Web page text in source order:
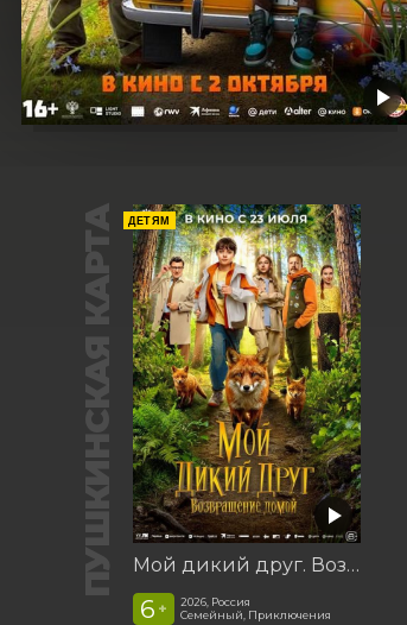
ПУШКИНСКАЯ КАРТА ДЕТЯМ
Мой дикий друг. Возвращение домой
6 +
2026, Россия
Семейный, Приключения